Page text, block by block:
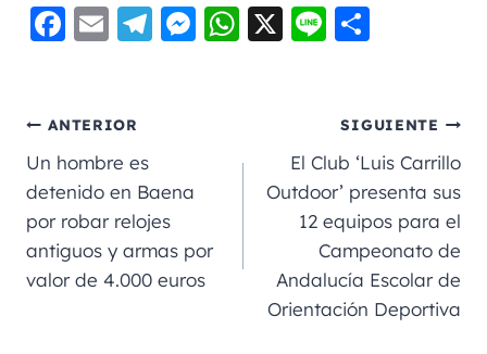
F
e
b
o
o
k
E
l
Te M W
A
X
Li
p
a
rt
ir
ANTERIOR
Un hombre es
detenido en Baena
por robar relojes
antiguos y armas por
valor de 4.000 euros
SIGUIENTE
El Club ‘Luis Carrillo
Outdoor’ presenta sus
12 equipos para el
Campeonato de
Andalucía Escolar de
Orientación Deportiva